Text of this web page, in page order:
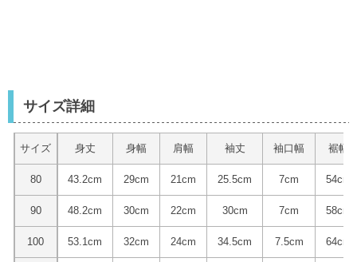
サイズ詳細
サイズ 身丈 身幅 肩幅 袖丈 袖口幅 裾幅
80 43.2cm 29cm 21cm 25.5cm 7cm 54cm
90 48.2cm 30cm 22cm 30cm 7cm 58cm
100 53.1cm 32cm 24cm 34.5cm 7.5cm 64cm